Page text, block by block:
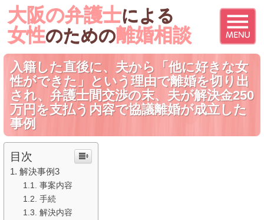
大阪の弁護士による
女性のための離婚相談
入籍した直後に、夫から「他に好きな女
性ができた」という理由で離婚を切り出
され、弁護士間交渉の末、夫が解決金250
万円を支払う内容で協議離婚が成立した
事例
目次
解決事例3
事案内容
手続
解決内容